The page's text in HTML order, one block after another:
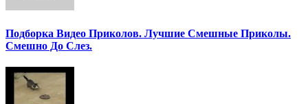
Подборка Видео Приколов. Лучшие Смешные Приколы.
Смешно До Слез.